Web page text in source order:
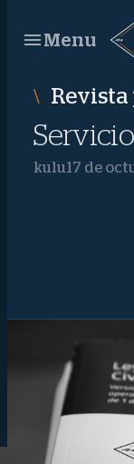
contenido
Menu
Revista
kulu17 de